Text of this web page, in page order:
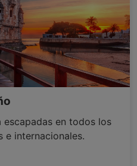
en todos los
e internacionales.